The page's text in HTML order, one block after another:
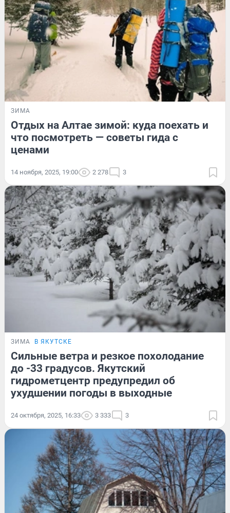
ЗИМА
Отдых на Алтае зимой: куда поехать и
что посмотреть — советы гида с
ценами
14 ноября, 2025, 19:00 2 278 3
ЗИМА В ЯКУТСКЕ
Сильные ветра и резкое похолодание
до -33 градусов. Якутский
гидрометцентр предупредил об
ухудшении погоды в выходные
24 октября, 2025, 16:33 3 333 3